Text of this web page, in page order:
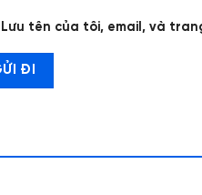
Lưu tên của tôi, email, và